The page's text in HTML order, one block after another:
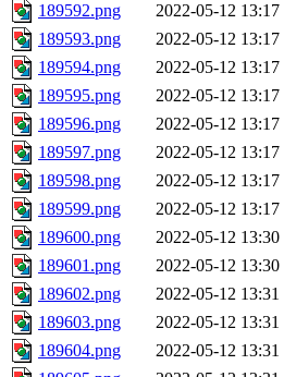
189592.png
2022-05-12 13:17
189593.png
2022-05-12 13:17
189594.png
2022-05-12 13:17
189595.png
2022-05-12 13:17
189596.png
2022-05-12 13:17
189597.png
2022-05-12 13:17
189598.png
2022-05-12 13:17
189599.png
2022-05-12 13:17
189600.png
2022-05-12 13:30
189601.png
2022-05-12 13:30
189602.png
2022-05-12 13:31
189603.png
2022-05-12 13:31
189604.png
2022-05-12 13:31